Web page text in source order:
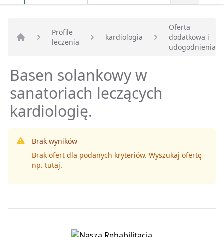
Strona główna
Profile
leczenia
kardiologia
Oferta
dodatkowa i
udogodnienia
Basen solankowy w
sanatoriach leczących
kardiologię.
Brak wyników
Brak ofert dla podanych kryteriów. Wyszukaj ofertę
np. tutaj.